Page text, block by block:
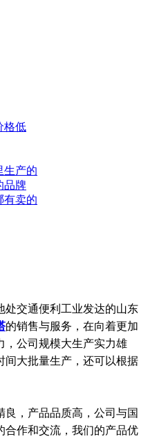
格低
生产的
品牌
有卖的
交通便利工业发达的山东
的销售与服务，在向着更加
，公司规模大生产实力雄
间大批量生产，还可以根据
良，产品品质高，公司与国
合作和交流，我们的产品优